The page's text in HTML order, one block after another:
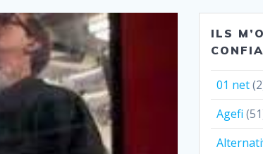
ILS
01 net
Agefi